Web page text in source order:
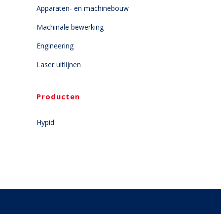
Apparaten- en machinebouw
Machinale bewerking
Engineering
Laser uitlijnen
Producten
Hypid